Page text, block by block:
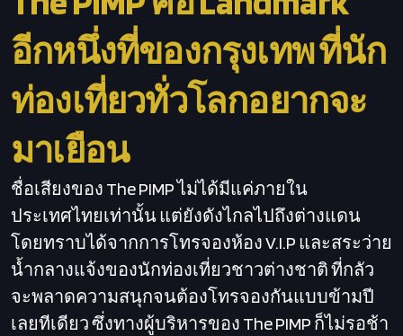
อีกหนึ่งที่ของกรุงเทพ ที่นัก
ท่องเที่ยวทั่วโลกอยากจะ
มาเยือน
ชื่อเสียงของ The PIMP ไม่ได้มีแค่ภายใน
ประเทศไทยเท่านั้น แต่ยังดังไกลไปถึงต่างแดน
โดยทราบได้จากการโทรจองห้อง V.I.P และสระว่าย
น้ำกลางแจ้งของนักท่องเที่ยวชาวต่างชาติ ที่กลัว
จะพลาดความสนุกจนต้องโทรจองกันแบบข้ามปี
เลยทีเดียว ซึ่งทางผู้บริหารของ The PIMP ก็ไม่รอช้า